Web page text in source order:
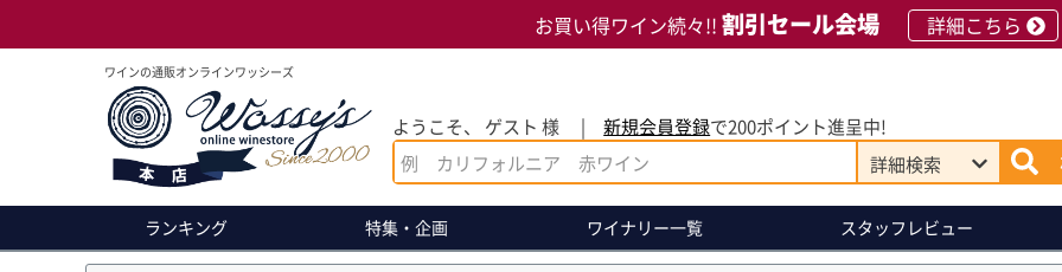
お買い得ワイン続々!! 割引セール会場 詳細こちら
ワインの通販オンラインワッシーズ
ようこそ、 ゲスト 様 新規会員登録で200ポイント進呈中!
詳細検索
ランキング 特集・企画 ワイナリー一覧 スタッフレビュー